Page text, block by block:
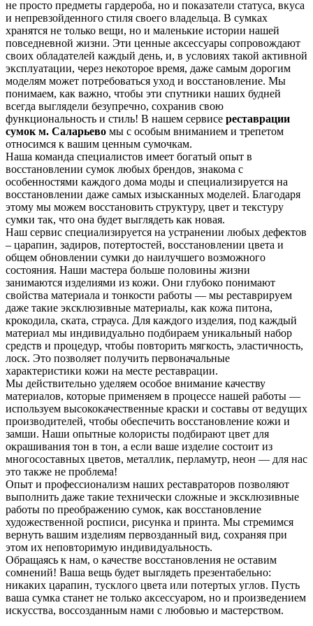
не просто предметы гардероба, но и показатели статуса, вкуса
и непревзойденного стиля своего владельца. В сумках
хранятся не только вещи, но и маленькие истории нашей
повседневной жизни. Эти ценные аксессуары сопровождают
своих обладателей каждый день, и, в условиях такой активной
эксплуатации, через некоторое время, даже самым дорогим
моделям может потребоваться уход и восстановление. Мы
понимаем, как важно, чтобы эти спутники наших будней
всегда выглядели безупречно, сохранив свою
функциональность и стиль! В нашем сервисе реставрации
сумок м. Саларьево мы с особым вниманием и трепетом
относимся к вашим ценным сумочкам.
Наша команда специалистов имеет богатый опыт в
восстановлении сумок любых брендов, знакома с
особенностями каждого дома моды и специализируется на
восстановлении даже самых изысканных моделей. Благодаря
этому мы можем восстановить структуру, цвет и текстуру
сумки так, что она будет выглядеть как новая.
Наш сервис специализируется на устранении любых дефектов
– царапин, задиров, потертостей, восстановлении цвета и
общем обновлении сумки до наилучшего возможного
состояния. Наши мастера больше половины жизни
занимаются изделиями из кожи. Они глубоко понимают
свойства материала и тонкости работы — мы реставрируем
даже такие эксклюзивные материалы, как кожа питона,
крокодила, ската, страуса. Для каждого изделия, под каждый
материал мы индивидуально подбираем уникальный набор
средств и процедур, чтобы повторить мягкость, эластичность,
лоск. Это позволяет получить первоначальные
характеристики кожи на месте реставрации.
Мы действительно уделяем особое внимание качеству
материалов, которые применяем в процессе нашей работы —
используем высококачественные краски и составы от ведущих
производителей, чтобы обеспечить восстановление кожи и
замши. Наши опытные колористы подбирают цвет для
окрашивания тон в тон, а если ваше изделие состоит из
многосоставных цветов, металлик, перламутр, неон — для нас
это также не проблема!
Опыт и профессионализм наших реставраторов позволяют
выполнить даже такие технически сложные и эксклюзивные
работы по преображению сумок, как восстановление
художественной росписи, рисунка и принта. Мы стремимся
вернуть вашим изделиям первозданный вид, сохраняя при
этом их неповторимую индивидуальность.
Обращаясь к нам, о качестве восстановления не оставим
сомнений! Ваша вещь будет выглядеть презентабельно:
никаких царапин, тусклого цвета или потертых углов. Пусть
ваша сумка станет не только аксессуаром, но и произведением
искусства, воссозданным нами с любовью и мастерством.